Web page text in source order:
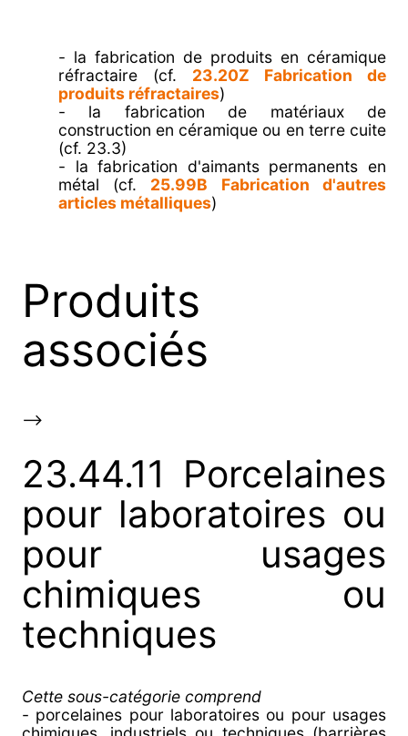
- la fabrication de produits en céramique
réfractaire (cf. 23.20Z Fabrication de
produits réfractaires)
- la fabrication de matériaux de
construction en céramique ou en terre cuite
(cf. 23.3)
- la fabrication d'aimants permanents en
métal (cf. 25.99B Fabrication d'autres
articles métalliques)
Produits
associés
-->
23.44.11 Porcelaines
pour laboratoires ou
pour usages
chimiques ou
techniques
Cette sous-catégorie comprend
- porcelaines pour laboratoires ou pour usages